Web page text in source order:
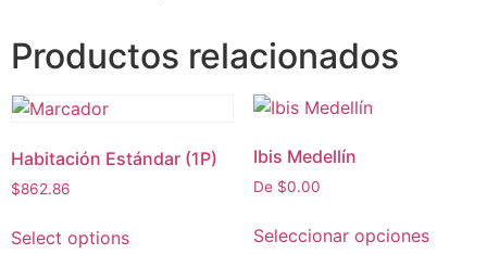
Productos relacionados
Habitación Estándar (1P)
$862.86
Select options
Ibis Medellín
De $0.00
Seleccionar opciones